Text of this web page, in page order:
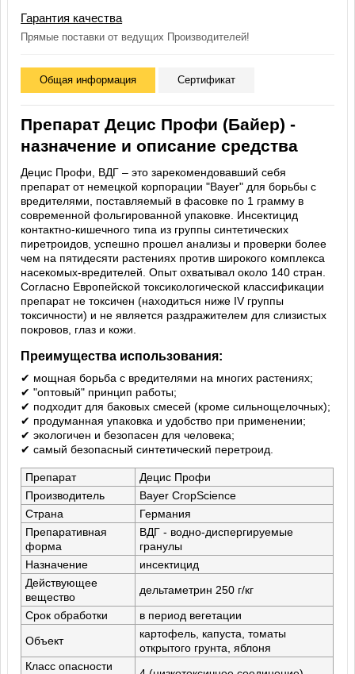
Гарантия качества
Прямые поставки от ведущих Производителей!
Общая информация Сертификат
Препарат Децис Профи (Байер) -
назначение и описание средства
Децис Профи, ВДГ – это зарекомендовавший себя
препарат от немецкой корпорации "Bayer" для борьбы с
вредителями, поставляемый в фасовке по 1 грамму в
современной фольгированной упаковке. Инсектицид
контактно-кишечного типа из группы синтетических
пиретроидов, успешно прошел анализы и проверки более
чем на пятидесяти растениях против широкого комплекса
насекомых-вредителей. Опыт охватывал около 140 стран.
Согласно Европейской токсикологической классификации
препарат не токсичен (находиться ниже IV группы
токсичности) и не является раздражителем для слизистых
покровов, глаз и кожи.
Преимущества использования:
✔ мощная борьба с вредителями на многих растениях;
✔ "оптовый" принцип работы;
✔ подходит для баковых смесей (кроме сильнощелочных);
✔ продуманная упаковка и удобство при применении;
✔ экологичен и безопасен для человека;
✔ самый безопасный синтетический перетроид.
Препарат
Децис Профи
Производитель
Bayer CropScience
Страна
Германия
Препаративная
форма
ВДГ - водно-диспергируемые
гранулы
Назначение
инсектицид
Действующее
вещество
дельтаметрин 250 г/кг
Срок обработки
в период вегетации
Объект
картофель, капуста, томаты
открытого грунта, яблоня
Класс опасности